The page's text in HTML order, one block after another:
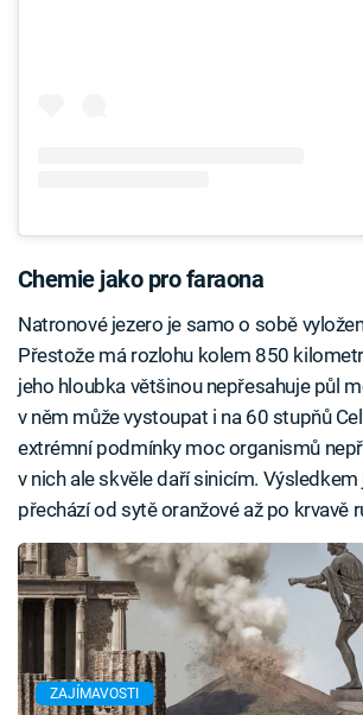
Chemie jako pro faraona
Natronové jezero je samo o sobě
Přestože má rozlohu kolem 850
jeho hloubka většinou nepřesahuje půl
v něm může vystoupat i na 60 stupňů
extrémní podmínky moc organismů
v nich ale skvěle daří sinicím. Výsledkem
přechází od sytě oranžové až po krvavě
ZAJÍMAVOSTI